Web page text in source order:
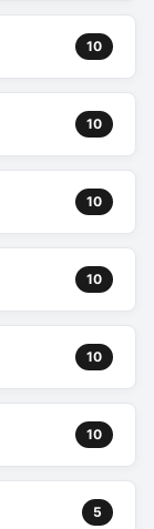
10
10
10
10
10
10
5